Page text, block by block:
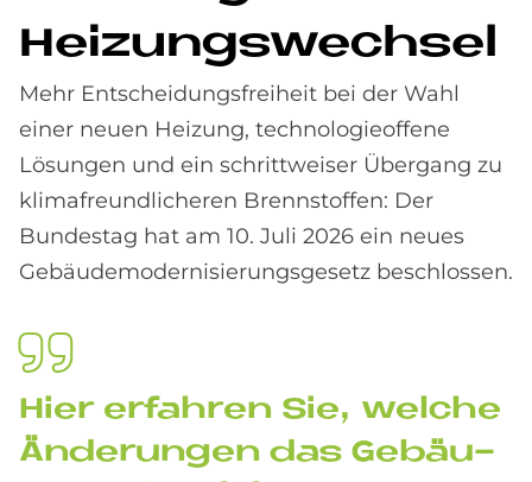
Hei­zungs­wech­sel
Mehr Entscheidungsfreiheit bei der Wahl
einer neuen Heizung, technologieoffene
Lösungen und ein schrittweiser Übergang zu
klimafreundlicheren Brennstoffen: Der
Bundestag hat am 10. Juli 2026 ein neues
Gebäudemodernisierungsgesetz beschlossen.
Hier er­fah­ren Sie, wel­che
Än­de­run­gen das Ge­bäu­